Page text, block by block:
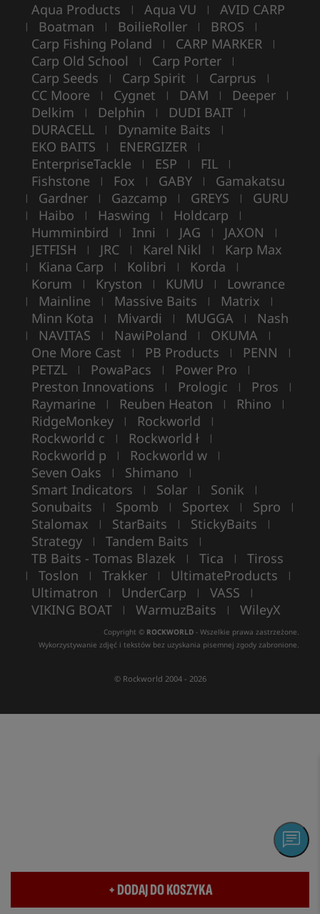
+ DODAJ DO KOSZYKA
Aqua Products | Aqua VU | AVID CARP
| Boatman | BoilieRoller | BROS |
Carp Fishing Poland | CARP MARKER |
Carp Old School | Carp Porter |
Carp Seeds | Carp Spirit | Carprus |
CC Moore | Cygnet | DAM | Deeper |
Delkim | Delphin | DUDI BAIT |
DURACELL | Dynamite Baits |
EKO BAITS | ENERGIZER |
EnterpriseTackle | ESP | FIL |
Fishstone | Fox | GABY | Gamakatsu
| Gardner | Gazcamp | GREYS | GURU
| Haibo | Haswing | Holdcarp |
Humminbird | Inni | JAG | JAXON |
JETFISH | JRC | Karel Nikl | Karp Max
| Kiana Carp | Kolibri | Korda |
Korum | Kryston | KUMU | Lowrance
| Mainline | Massive Baits | Matrix |
Minn Kota | Mivardi | MUGGA | Nash
| NAVITAS | NawiPoland | OKUMA |
One More Cast | PB Products | PENN |
PETZL | PowaPacs | Power Pro |
Preston Innovations | Prologic | Pros |
Raymarine | Reuben Heaton | Rhino |
RidgeMonkey | Rockworld |
Rockworld c | Rockworld ł |
Rockworld p | Rockworld w |
Seven Oaks | Shimano |
Smart Indicators | Solar | Sonik |
Sonubaits | Spomb | Sportex | Spro |
Stalomax | StarBaits | StickyBaits |
Strategy | Tandem Baits |
TB Baits - Tomas Blazek | Tica | Tiross
| Toslon | Trakker | UltimateProducts |
Ultimatron | UnderCarp | VASS |
VIKING BOAT | WarmuzBaits | WileyX
Copyright © ROCKWORLD - Wszelkie prawa zastrzeżone.
Wykorzystywanie zdjęć i tekstów bez uzyskania pisemnej zgody zabronione.
© Rockworld 2004 - 2026